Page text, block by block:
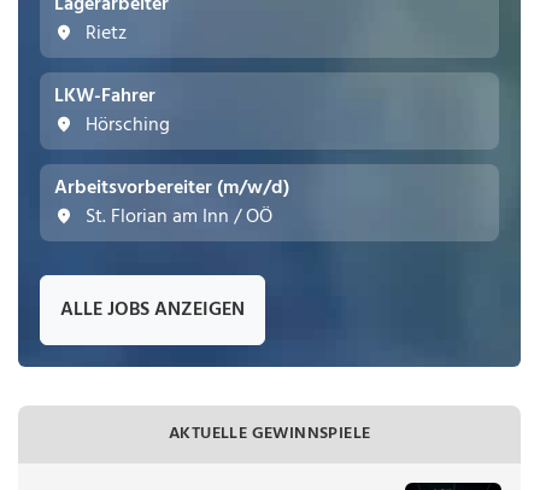
Rietz
LKW-Fahrer
Hörsching
Arbeitsvorbereiter (m/w/d)
St. Florian am Inn / OÖ
ALLE JOBS ANZEIGEN
AKTUELLE GEWINNSPIELE